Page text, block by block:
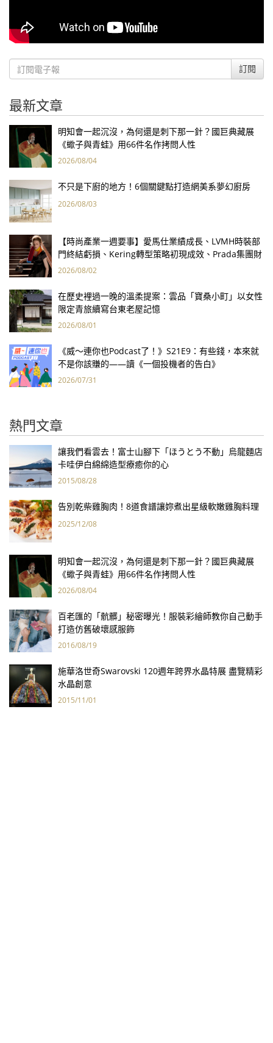
訂閱
最新文章
明知會一起沉沒，為何還是刺下那一針？國巨典藏展
《蠍子與青蛙》用66件名作拷問人性
2026/08/04
不只是下廚的地方！6個關鍵點打造網美系夢幻廚房
2026/08/03
【時尚產業一週要事】愛馬仕業績成長、LVMH時裝部
門終結虧損、Kering轉型策略初現成效、Prada集團財
報亮眼
2026/08/02
在歷史裡過一晚的溫柔提案：雲品「寶桑小町」以女性
限定青旅續寫台東老屋記憶
2026/08/01
《威～連你也Podcast了！》S21E9：有些錢，本來就
不是你該賺的——讀《一個投機者的告白》
2026/07/31
熱門文章
讓我們看雲去！富士山腳下「ほうとう不動」烏龍麵店
卡哇伊白綿綿造型療癒你的心
2015/08/28
告別乾柴雞胸肉！8道食譜讓妳煮出星級軟嫩雞胸料理
2025/12/08
明知會一起沉沒，為何還是刺下那一針？國巨典藏展
《蠍子與青蛙》用66件名作拷問人性
2026/08/04
百老匯的「骯髒」秘密曝光！服裝彩繪師教你自己動手
打造仿舊破壞感服飾
2016/08/19
施華洛世奇Swarovski 120週年跨界水晶特展 盡覽精彩
水晶創意
2015/11/01